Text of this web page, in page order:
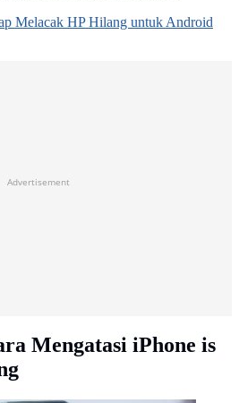
Melacak HP Hilang untuk Android
Advertisement
Mengatasi iPhone is